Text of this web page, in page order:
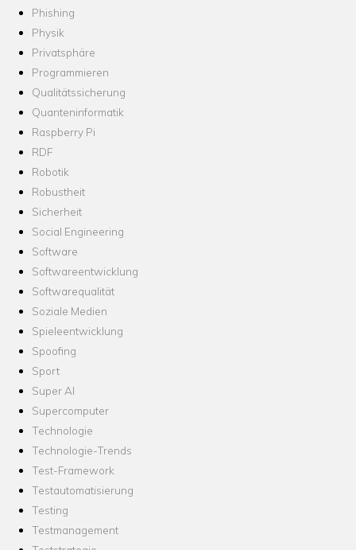
Phishing
Physik
Privatsphäre
Programmieren
Qualitätssicherung
Quanteninformatik
Raspberry Pi
RDF
Robotik
Robustheit
Sicherheit
Social Engineering
Software
Softwareentwicklung
Softwarequalität
Soziale Medien
Spieleentwicklung
Spoofing
Sport
Super AI
Supercomputer
Technologie
Technologie-Trends
Test-Framework
Testautomatisierung
Testing
Testmanagement